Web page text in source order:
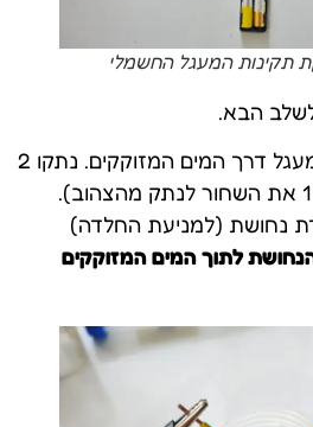
הבא.
2. כעת יש לחבר את המעגל דרך המים המזוקקים. נתקו 2
תילים זה מזה (בתמונה 1 את השחור לנתק מהצהוב).
נחושת (למניעת החלדה)
לתוך המים המזוקקים